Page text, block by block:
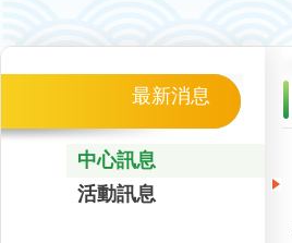
最新消息
中心訊息
活動訊息